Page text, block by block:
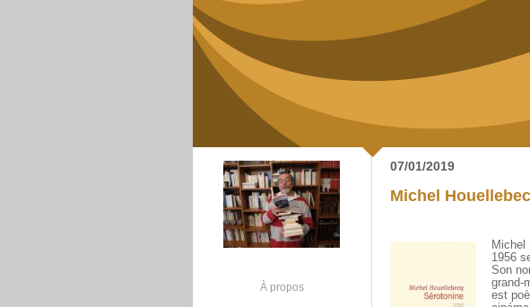
À propos
07/01/2019
Michel
Michel
1956
Son
grand-
est